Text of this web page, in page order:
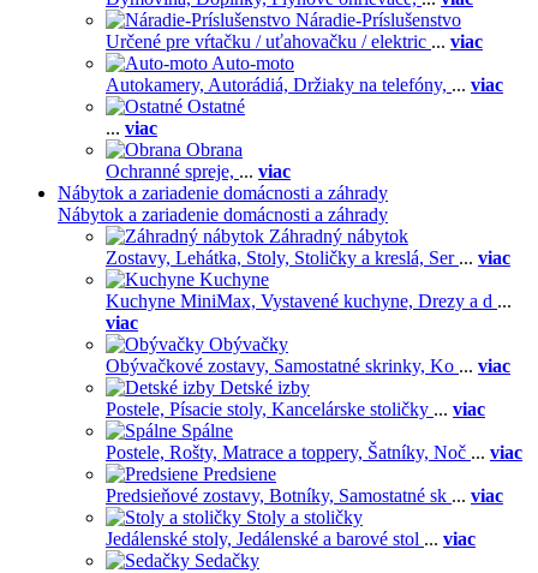
Náradie-Príslušenstvo
Určené pre vŕtačku / uťahovačku / elektric ... viac
Auto-moto
Autokamery, Autorádiá, Držiaky na telefóny, ... viac
Ostatné
... viac
Obrana
Ochranné spreje, ... viac
Nábytok a zariadenie domácnosti a záhrady
Nábytok a zariadenie domácnosti a záhrady
Záhradný nábytok
Zostavy, Lehátka, Stoly, Stoličky a kreslá, Ser ... viac
Kuchyne
Kuchyne MiniMax, Vystavené kuchyne, Drezy a d ...
viac
Obývačky
Obývačkové zostavy, Samostatné skrinky, Ko ... viac
Detské izby
Postele, Písacie stoly, Kancelárske stoličky ... viac
Spálne
Postele, Rošty, Matrace a toppery, Šatníky, Noč ... viac
Predsiene
Predsieňové zostavy, Botníky, Samostatné sk ... viac
Stoly a stoličky
Jedálenské stoly, Jedálenské a barové stol ... viac
Sedačky